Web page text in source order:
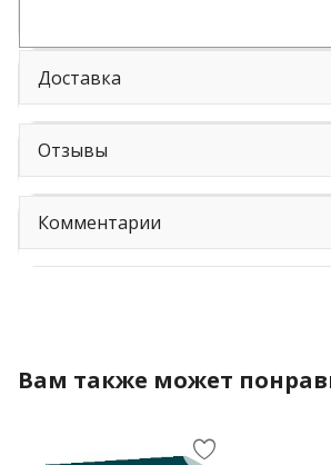
Доставка
Отзывы
Комментарии
Вам также может